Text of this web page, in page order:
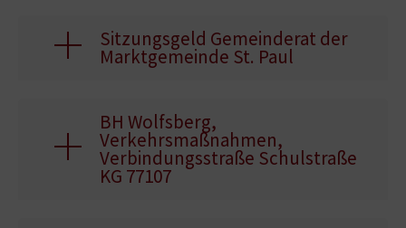
Sitzungsgeld Gemeinderat der
Marktgemeinde St. Paul
BH Wolfsberg,
Verkehrsmaßnahmen,
Verbindungsstraße Schulstraße
KG 77107